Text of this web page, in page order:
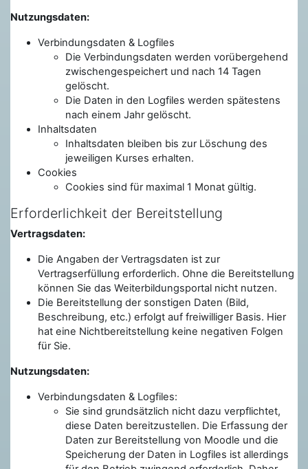
Nutzungsdaten:
Verbindungsdaten & Logfiles
Die Verbindungsdaten werden vorübergehend
zwischengespeichert und nach 14 Tagen
gelöscht.
Die Daten in den Logfiles werden spätestens
nach einem Jahr gelöscht.
Inhaltsdaten
Inhaltsdaten bleiben bis zur Löschung des
jeweiligen Kurses erhalten.
Cookies
Cookies sind für maximal 1 Monat gültig.
Erforderlichkeit der Bereitstellung
Vertragsdaten:
Die Angaben der Vertragsdaten ist zur
Vertragserfüllung erforderlich. Ohne die Bereitstellung
können Sie das Weiterbildungsportal nicht nutzen.
Die Bereitstellung der sonstigen Daten (Bild,
Beschreibung, etc.) erfolgt auf freiwilliger Basis. Hier
hat eine Nichtbereitstellung keine negativen Folgen
für Sie.
Nutzungsdaten:
Verbindungsdaten & Logfiles:
Sie sind grundsätzlich nicht dazu verpflichtet,
diese Daten bereitzustellen. Die Erfassung der
Daten zur Bereitstellung von Moodle und die
Speicherung der Daten in Logfiles ist allerdings